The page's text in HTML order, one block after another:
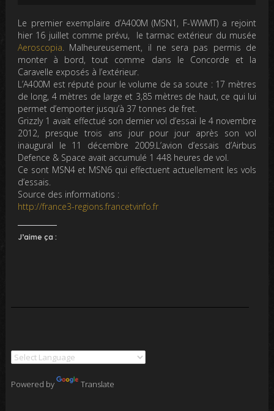
Le premier exemplaire d’A400M (MSN1, F-WWMT) a rejoint
hier 16 juillet comme prévu, le tarmac extérieur du musée
Aeroscopia. Malheureusement, il ne sera pas permis de
monter à bord, tout comme dans le Concorde et la
Caravelle exposés à l’extérieur.
L’A400M est réputé pour le volume de sa soute : 17 mètres
de long, 4 mètres de large et 3,85 mètres de haut, ce qui lui
permet d’emporter jusqu’à 37 tonnes de fret.
Grizzly 1 avait effectué son dernier vol d’essai le 4 novembre
2012, presque trois ans jour pour jour après son vol
inaugural le 11 décembre 2009.L’avion d’essais d’Airbus
Defence & Space avait accumulé 1 448 heures de vol.
Ce sont MSN4 et MSN6 qui effectuent actuellement les vols
d’essais.
Source des informations :
http://france3-regions.francetvinfo.fr
J’aime ça :
Powered by Translate